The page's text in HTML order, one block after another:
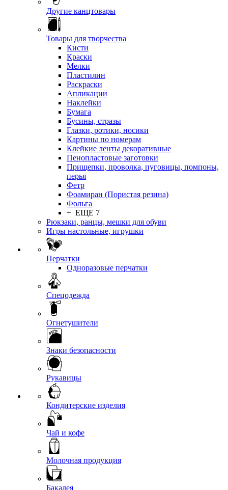
Другие канцтовары
Товары для творчества
Кисти
Краски
Мелки
Пластилин
Раскраски
Апликации
Наклейки
Бумага
Бусины, стразы
Глазки, ротики, носики
Картины по номерам
Клейкие ленты декоративные
Пенопластовые заготовки
Прищепки, проволка, пуговицы, помпоны,
перья
Фетр
Фоамиран (Пористая резина)
Фольга
+ ЕЩЕ 7
Рюкзаки, ранцы, мешки для обуви
Игры настольные, игрушки
Перчатки
Одноразовые перчатки
Спецодежда
Огнетушители
Знаки безопасности
Рукавицы
Кондитерские изделия
Чай и кофе
Молочная продукция
Бакалея